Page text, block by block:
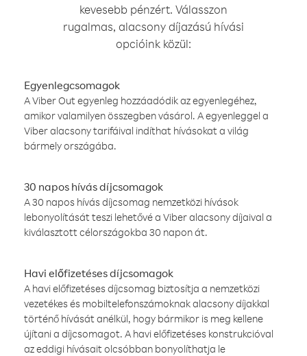
kevesebb pénzért. Válasszon
rugalmas, alacsony díjazású hívási
opcióink közül:
Egyenlegcsomagok
A Viber Out egyenleg hozzáadódik az egyenlegéhez,
amikor valamilyen összegben vásárol. A egyenleggel a
Viber alacsony tarifáival indíthat hívásokat a világ
bármely országába.
30 napos hívás díjcsomagok
A 30 napos hívás díjcsomag nemzetközi hívások
lebonyolítását teszi lehetővé a Viber alacsony díjaival a
kiválasztott célországokba 30 napon át.
Havi előfizetéses díjcsomagok
A havi előfizetéses díjcsomag biztosítja a nemzetközi
vezetékes és mobiltelefonszámoknak alacsony díjakkal
történő hívását anélkül, hogy bármikor is meg kellene
újítani a díjcsomagot. A havi előfizetéses konstrukcióval
az eddigi hívásait olcsóbban bonyolíthatja le